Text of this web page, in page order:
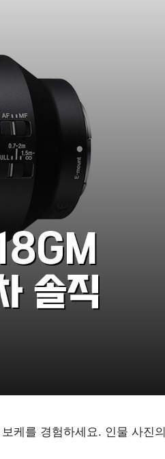
케를 경험하세요. 인물 사진의